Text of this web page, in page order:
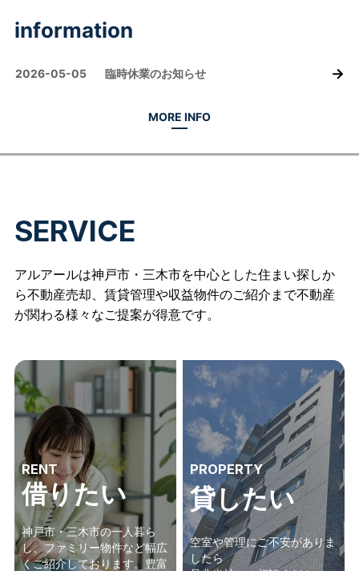
SERVICE
アルアールは神戸市・三木市を中心とした住まい探しか
ら不動産売却、賃貸管理や収益物件のご紹介まで不動産
が関わる様々なご提案が得意です。
RENT
借りたい
神戸市・三木市の一人暮ら
し、ファミリー物件など幅広
くご紹介しております。豊富
PROPERTY
貸したい
空室や管理にご不安がありま
したら